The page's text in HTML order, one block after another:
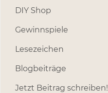
DIY Shop
Gewinnspiele
Lesezeichen
Blogbeiträge
Jetzt Beitrag schreiben!